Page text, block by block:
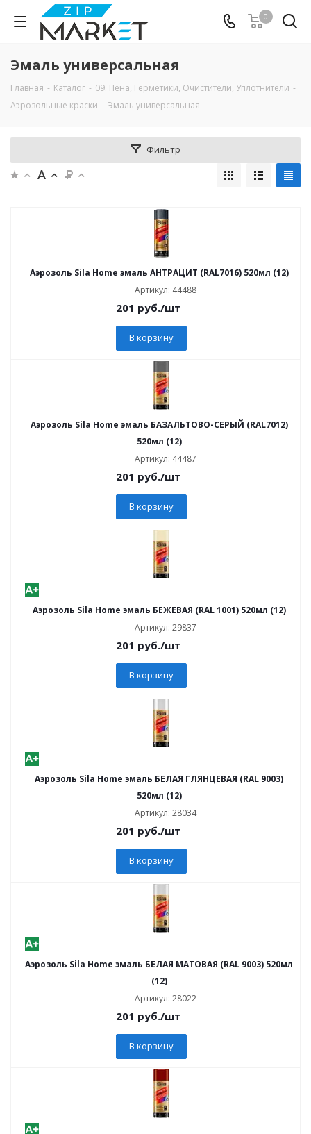
0
Эмаль универсальная
Главная - Каталог - 09. Пена, Герметики, Очистители, Уплотнители -
Аэрозольные краски - Эмаль универсальная
Фильтр
Аэрозоль Sila Home эмаль АНТРАЦИТ (RAL7016) 520мл (12)
Артикул: 44488
201 руб./шт
В корзину
Аэрозоль Sila Home эмаль БАЗАЛЬТОВО-СЕРЫЙ (RAL7012)
520мл (12)
Артикул: 44487
201 руб./шт
В корзину
Аэрозоль Sila Home эмаль БЕЖЕВАЯ (RAL 1001) 520мл (12)
Артикул: 29837
201 руб./шт
В корзину
Аэрозоль Sila Home эмаль БЕЛАЯ ГЛЯНЦЕВАЯ (RAL 9003)
520мл (12)
Артикул: 28034
201 руб./шт
В корзину
Аэрозоль Sila Home эмаль БЕЛАЯ МАТОВАЯ (RAL 9003) 520мл
(12)
Артикул: 28022
201 руб./шт
В корзину